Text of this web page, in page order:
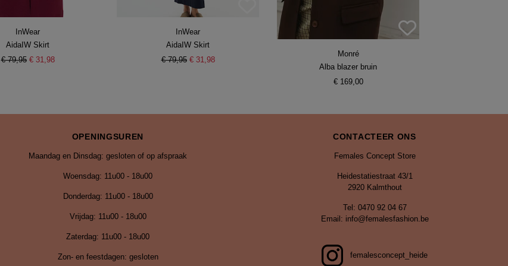
InWear
AidaIW Skirt
€ 79,95 € 31,98
InWear
AidaIW Skirt
€ 79,95 € 31,98
Monré
Alba blazer bruin
€ 169,00
OPENINGSUREN
Maandag en Dinsdag: gesloten of op afspraak
Woensdag: 11u00 - 18u00
Donderdag: 11u00 - 18u00
Vrijdag: 11u00 - 18u00
Zaterdag: 11u00 - 18u00
Zon- en feestdagen: gesloten
CONTACTEER ONS
Females Concept Store
Heidestatiestraat 43/1
2920 Kalmthout
Tel: 0470 92 04 67
Email: info@femalesfashion.be
femalesconcept_heide